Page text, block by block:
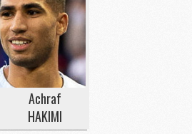
Achraf
HAKIMI